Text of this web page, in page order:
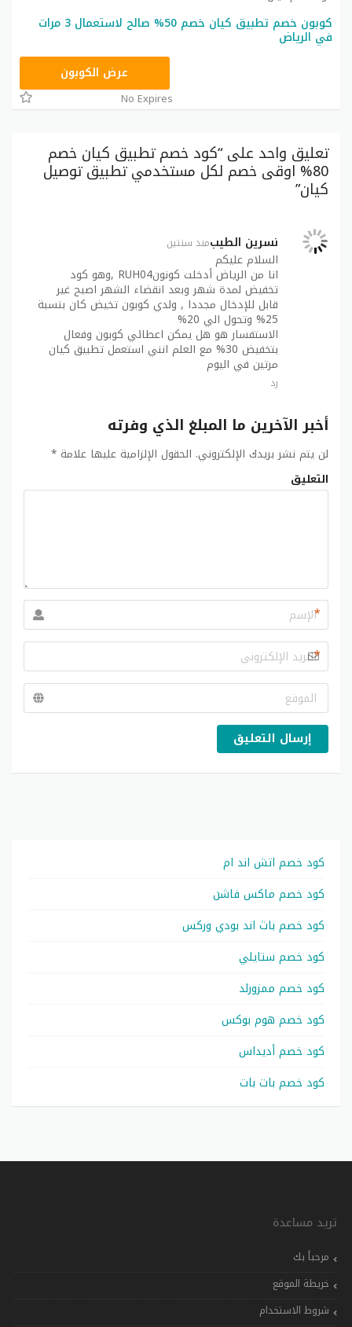
كوبون خصم تطبيق كيان خصم 50% صالح لاستعمال 3 مرات
في الرياض
عرض الكوبون
No Expires
تعليق واحد على “كود خصم تطبيق كيان خصم
80% اوقى خصم لكل مستخدمي تطبيق توصيل
كيان”
نسرين الطيبمنذ سنتين
السلام عليكم
انا من الرياض أدخلت كونونRUH04 ,وهو كود
تخفيض لمدة شهر وبعد انقضاء الشهر اصبح غير
قابل للإدخال مجددا , ولدي كوبون تخيض كان بنسبة
25% وتحول الي 20%
الاستفسار هو هل يمكن اعطائي كوبون وفعال
بتخفيض 30% مع العلم انني استعمل تطبيق كيان
مرتين في اليوم
رد
أخبر الآخرين ما المبلغ الذي وفرته
لن يتم نشر بريدك الإلكتروني. الحقول الإلزامية عليها علامة *
التعليق
*
*
إرسال التعليق
كود خصم اتش اند ام
كود خصم ماكس فاشن
كود خصم باث اند بودي وركس
كود خصم ستايلي
كود خصم ممزورلد
كود خصم هوم بوكس
كود خصم أديداس
كود خصم بات بات
تريد مساعدة
مرحباً بك
خريطة الموقع
شروط الاستخدام